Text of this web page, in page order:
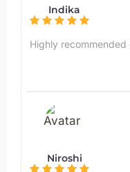
Indika
Highly
Niroshi